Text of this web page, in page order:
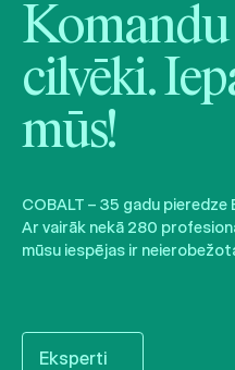
Komandu
cilvēki.
mūs!
COBALT – 35 gadu pieredze
Ar vairāk nekā 280
mūsu iespējas ir
Eksperti